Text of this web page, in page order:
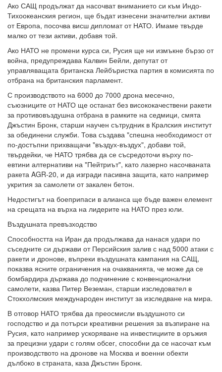
Ако САЩ продължат да насочват вниманието си към Индо-
Тихоокеанския регион, ще бъдат изнесени значителни активи
от Европа, посочва висш дипломат от НАТО. Имаме твърде
малко от тези активи, добавя той.
Ако НАТО не промени курса си, Русия ще ни измъкне бързо от
война, предупреждава Калвин Бейли, депутат от
управляващата британска Лейбъристка партия в комисията по
отбрана на британския парламент.
С производството на 6000 до 7000 дрона месечно,
съюзниците от НАТО ще останат без висококачествени ракети
за противовъздушна отбрана в рамките на седмици, смята
Джъстин Бронк, старши научен сътрудник в Кралския институт
за обединени служби. Това създава "спешна необходимост от
по-достъпни прихващачи "въздух-въздух", добави той,
твърдейки, че НАТО трябва да се съсредоточи върху по-
евтини алтернативи на "Пейтриът", като лазерно насочваната
ракета AGR-20, и да изгради пасивна защита, като например
укрития за самолети от закален бетон.
Недостигът на боеприпаси в алианса ще бъде важен елемент
на срещата на върха на лидерите на НАТО през юли.
Въздушната превъзходство
Способността на Иран да продължава да нанася удари по
съседните си държави от Персийския залив с над 5000 атаки с
ракети и дронове, въпреки въздушната кампания на САЩ,
показва ясните ограничения на очакванията, че може да се
бомбардира държава до подчинение с конвенционални
самолети, казва Питер Веземан, старши изследовател в
Стокхолмския международен институт за изследване на мира.
В отговор НАТО трябва да преосмисли въздушното си
господство и да потърси креативни решения за възпиране на
Русия, като например ускоряване на инвестициите в оръжия
за прецизни удари с голям обсег, способни да се насочат към
производството на дронове на Москва и военни обекти
дълбоко в страната, каза Джъстин Бронк.